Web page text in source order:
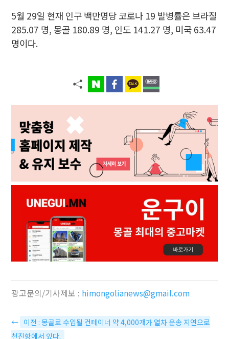
5월 29일 현재 인구 백만명당 코로나 19 발병률은 브라질
285.07 명, 몽골 180.89 명, 인도 141.27 명, 미국 63.47
명이다.
광고문의/기사제보 : himongolianews@gmail.com
← 이전 : 몽골로 수입될 컨테이너 약 4,000개가 열차 운송 지연으로
천진항에서 있다.